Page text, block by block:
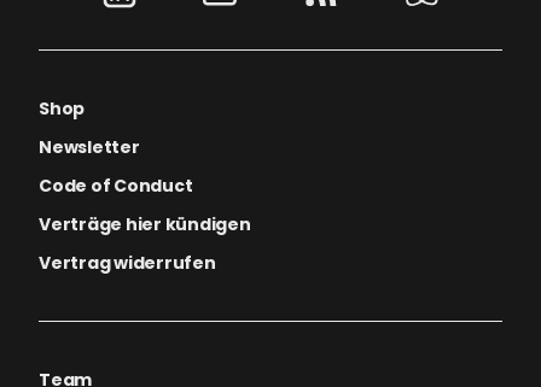
Shop
Newsletter
Code of Conduct
Verträge hier kündigen
Vertrag widerrufen
Team